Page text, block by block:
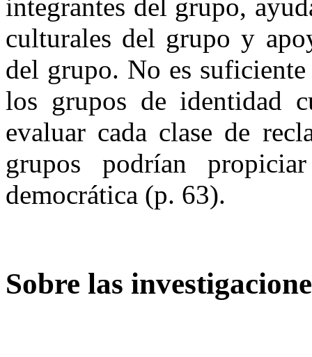
integrantes del grupo,
culturales del grupo y
del grupo. No es
los grupos de identidad
evaluar cada clase de
grupos podrían
democrática (p. 63).
Sobre las